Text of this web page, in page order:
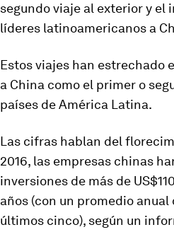
segundo viaje al exterior y el
líderes latinoamericanos a
Estos viajes han estrechado
a China como el primer o
países de América Latina.
Las cifras hablan del
2016, las empresas chinas
inversiones de más de
años (con un promedio
últimos cinco), según un